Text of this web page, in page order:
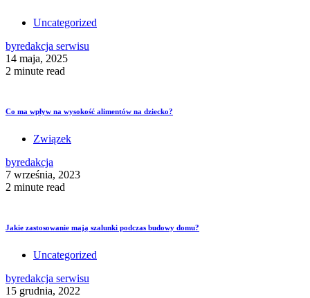
Uncategorized
byredakcja serwisu
14 maja, 2025
2 minute read
Co ma wpływ na wysokość alimentów na dziecko?
Związek
byredakcja
7 września, 2023
2 minute read
Jakie zastosowanie mają szalunki podczas budowy domu?
Uncategorized
byredakcja serwisu
15 grudnia, 2022